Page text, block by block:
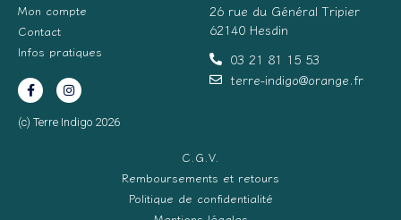
Mon compte
Contact
Infos pratiques
(c) Terre Indigo 2026
26 rue du Général Tripier
62140 Hesdin
03 21 81 15 53
terre-indigo@orange.fr
C.G.V.
Remboursements et retours
Politique de confidentialité